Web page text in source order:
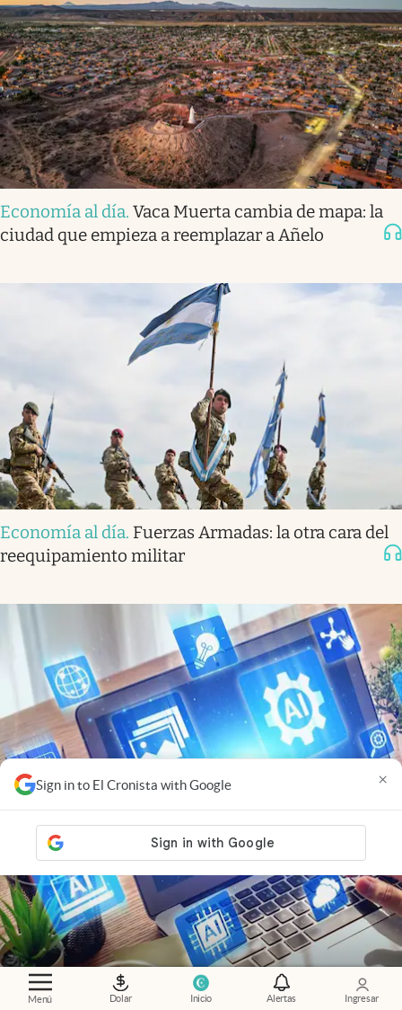
Menú Dolar Inicio Alertas Ingresar
Sign in to El Cronista with Google ×
Economía al día. Vaca Muerta cambia de mapa: la
ciudad que empieza a reemplazar a Añelo
Economía al día. Fuerzas Armadas: la otra cara del
reequipamiento militar
Nuevas ganadoras Startups AI-native: por qué